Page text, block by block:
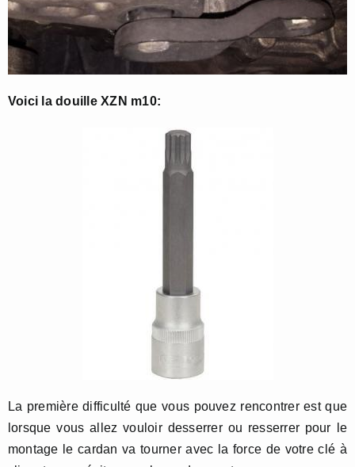
Voici la douille XZN m10:
La première difficulté que vous pouvez rencontrer est que
lorsque vous allez vouloir desserrer ou resserrer pour le
montage le cardan va tourner avec la force de votre clé à